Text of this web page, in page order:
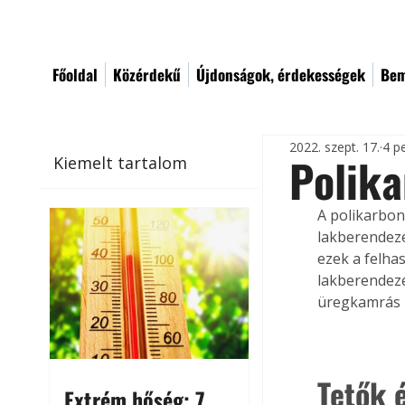
Főoldal Közérdekű Újdonságok, érdekességek
Kiemelt tartalom
2022. szept. 17. 4
A
ezek a
Tetők